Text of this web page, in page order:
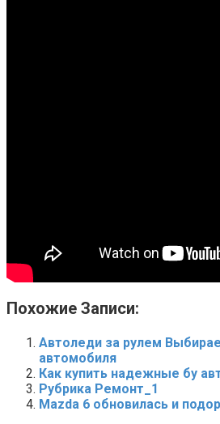
Похожие Записи:
Автоледи за рулем
автомобиля
Как купить надежные бу
Рубрика Ремонт_1
Mazda 6 обновилась и